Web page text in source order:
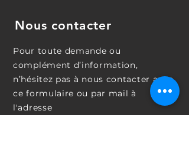
Nous contacter
Pour toute demande ou
complément d’information,
n’hésitez pas à nous contacter avec
ce formulaire ou par mail à
l'adresse